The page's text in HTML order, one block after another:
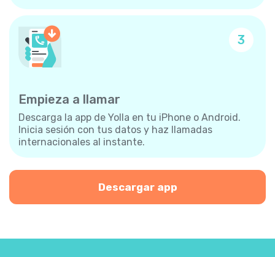
3
Empieza a llamar
Descarga la app de Yolla en tu iPhone o Android.
Inicia sesión con tus datos y haz llamadas
internacionales al instante.
Descargar app